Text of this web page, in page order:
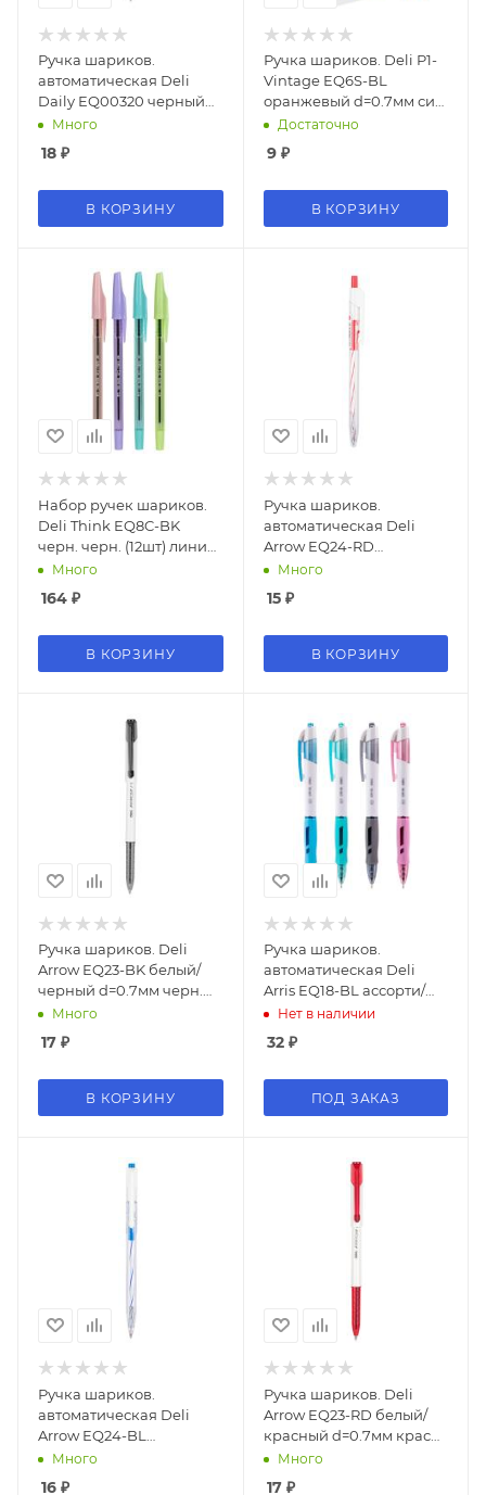
Ручка шариков.
автоматическая Deli
Daily EQ00320 черный
d=0.7мм черн. черн.
Много
18 ₽
В КОРЗИНУ
Ручка шариков. Deli P1-
Vintage EQ6S-BL
оранжевый d=0.7мм син.
черн.
Достаточно
9₽
В КОРЗИНУ
Набор ручек шариков.
Deli Think EQ8C-BK
черн. черн. (12шт) линия
0.5мм
Много
164 ₽
В КОРЗИНУ
Ручка шариков.
автоматическая Deli
Arrow EQ24-RD
прозрачный/белый
Много
15₽
В КОРЗИНУ
Ручка шариков. Deli
Arrow EQ23-BK белый/
черный d=0.7мм черн.
черн. (1шт)
Много
17 ₽
В КОРЗИНУ
Ручка шариков.
автоматическая Deli
Arris EQ18-BL ассорти/
белый d=0.7мм син.
Нет в наличии
32₽
ПОД ЗАКАЗ
Ручка шариков.
автоматическая Deli
Arrow EQ24-BL
прозрачный/белый
Много
16 ₽
Ручка шариков. Deli
Arrow EQ23-RD белый/
красный d=0.7мм красн.
черн. (1шт)
Много
17₽